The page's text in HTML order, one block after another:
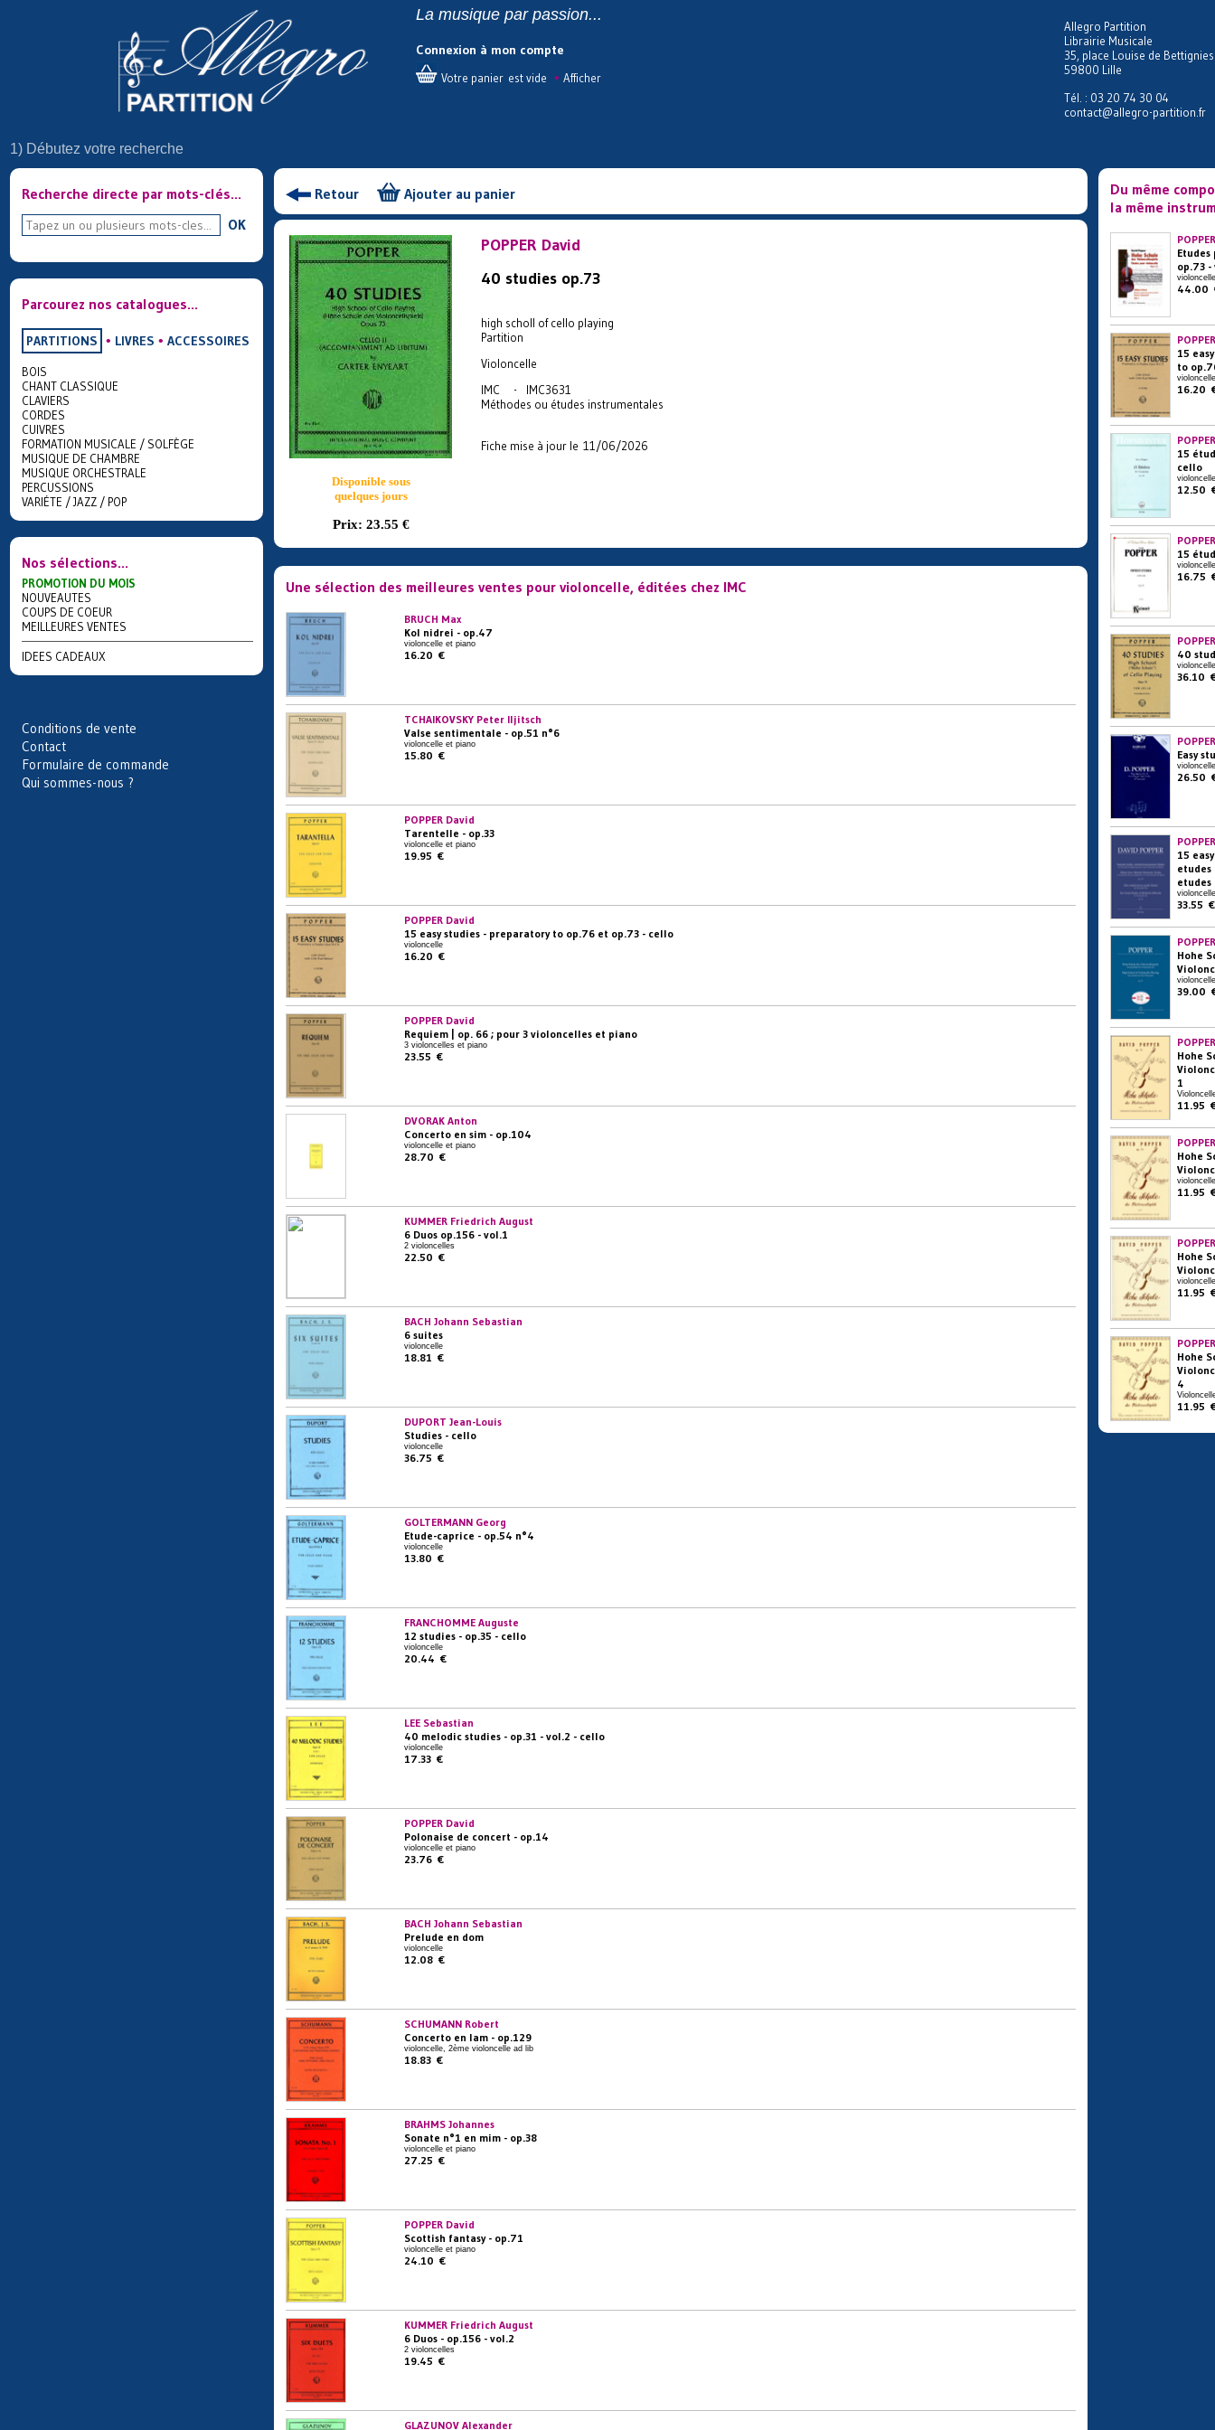
La musique par passion...
Connexion à mon compte
Votre panier est vide • Afficher
Allegro Partition
Librairie Musicale
35, place Louise de Bettignies
59800 Lille
Tél. : 03 20 74 30 04
contact@allegro-partition.fr
1) Débutez votre recherche
Recherche directe par mots-clés...
OK
Parcourez nos catalogues...
PARTITIONS • LIVRES • ACCESSOIRES
BOIS
CHANT CLASSIQUE
CLAVIERS
CORDES
CUIVRES
FORMATION MUSICALE / SOLFÈGE
MUSIQUE DE CHAMBRE
MUSIQUE ORCHESTRALE
PERCUSSIONS
VARIÉTE / JAZZ / POP
Nos sélections...
PROMOTION DU MOIS
NOUVEAUTES
COUPS DE COEUR
MEILLEURES VENTES
IDEES CADEAUX
Conditions de vente
Contact
Formulaire de commande
Qui sommes-nous ?
Retour Ajouter au panier
Disponible sous
quelques jours
Prix: 23.55 €
POPPER David
40 studies op.73
high scholl of cello playing
Partition
Violoncelle
IMC - IMC3631
Méthodes ou études instrumentales
Fiche mise à jour le 11/06/2026
Une sélection des meilleures ventes pour violoncelle, éditées chez IMC
BRUCH Max
Kol nidrei - op.47
violoncelle et piano
16.20 €
TCHAIKOVSKY Peter Iljitsch
Valse sentimentale - op.51 n°6
violoncelle et piano
15.80 €
POPPER David
Tarentelle - op.33
violoncelle et piano
19.95 €
POPPER David
15 easy studies - preparatory to op.76 et op.73 - cello
violoncelle
16.20 €
POPPER David
Requiem | op. 66 ; pour 3 violoncelles et piano
3 violoncelles et piano
23.55 €
DVORAK Anton
Concerto en sim - op.104
violoncelle et piano
28.70 €
KUMMER Friedrich August
6 Duos op.156 - vol.1
2 violoncelles
22.50 €
BACH Johann Sebastian
6 suites
violoncelle
18.81 €
DUPORT Jean-Louis
Studies - cello
violoncelle
36.75 €
GOLTERMANN Georg
Etude-caprice - op.54 n°4
violoncelle
13.80 €
FRANCHOMME Auguste
12 studies - op.35 - cello
violoncelle
20.44 €
LEE Sebastian
40 melodic studies - op.31 - vol.2 - cello
violoncelle
17.33 €
POPPER David
Polonaise de concert - op.14
violoncelle et piano
23.76 €
BACH Johann Sebastian
Prelude en dom
violoncelle
12.08 €
SCHUMANN Robert
Concerto en lam - op.129
violoncelle, 2ème violoncelle ad lib
18.83 €
BRAHMS Johannes
Sonate n°1 en mim - op.38
violoncelle et piano
27.25 €
POPPER David
Scottish fantasy - op.71
violoncelle et piano
24.10 €
KUMMER Friedrich August
6 Duos - op.156 - vol.2
2 violoncelles
19.45 €
GLAZUNOV Alexander
Du même
la même
op.73
44.00
15
to
violoncelle
16.20
15
cello
violoncelle
12.50
15
violoncelle
16.75
40
violoncelle
36.10
Easy
26.50
15
etudes
violoncelle
33.55 €
Hohe
violoncelle
39.00
Hohe
1
11.95
Hohe
violoncelle
11.95
Hohe
violoncelle
11.95
Hohe
4
11.95